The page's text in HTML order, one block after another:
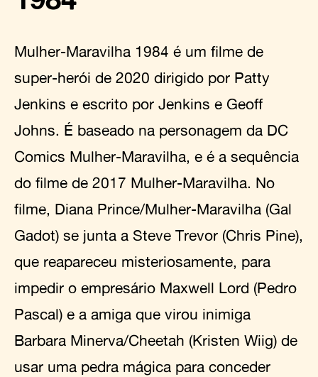
Mulher-Maravilha 1984 é um filme de
super-herói de 2020 dirigido por Patty
Jenkins e escrito por Jenkins e Geoff
Johns. É baseado na personagem da DC
Comics Mulher-Maravilha, e é a sequência
do filme de 2017 Mulher-Maravilha. No
filme, Diana Prince/Mulher-Maravilha (Gal
Gadot) se junta a Steve Trevor (Chris Pine),
que reapareceu misteriosamente, para
impedir o empresário Maxwell Lord (Pedro
Pascal) e a amiga que virou inimiga
Barbara Minerva/Cheetah (Kristen Wiig) de
usar uma pedra mágica para conceder